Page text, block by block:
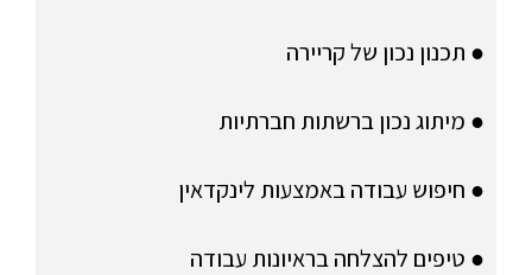
● תכנון נכון של קריירה
● מיתוג נכון ברשתות חברתיות
● חיפוש עבודה באמצעות לינקדאין
● טיפים להצלחה בראיונות עבודה